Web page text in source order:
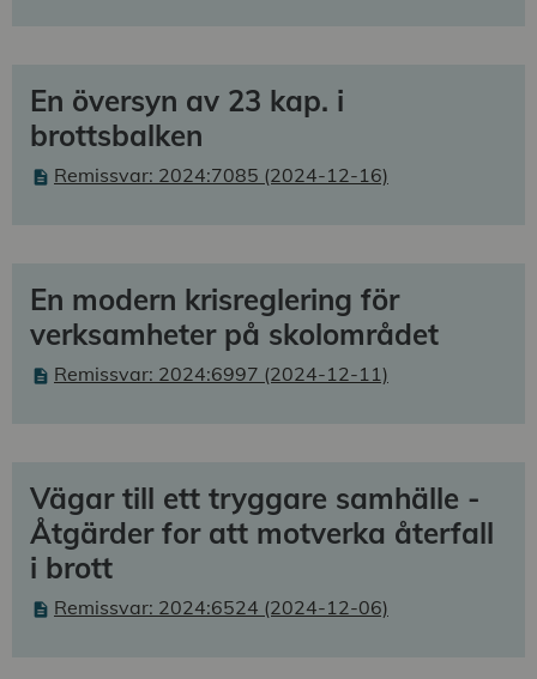
En översyn av 23 kap. i
brottsbalken
Remissvar: 2024:7085 (2024-12-16)
En modern krisreglering för
verksamheter på skolområdet
Remissvar: 2024:6997 (2024-12-11)
Vägar till ett tryggare samhälle -
Åtgärder for att motverka återfall
i brott
Remissvar: 2024:6524 (2024-12-06)